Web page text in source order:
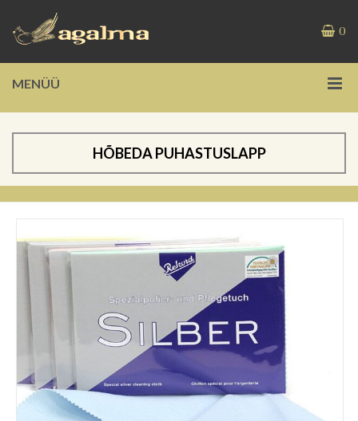
0
MENÜÜ
HÕBEDA PUHASTUSLAPP